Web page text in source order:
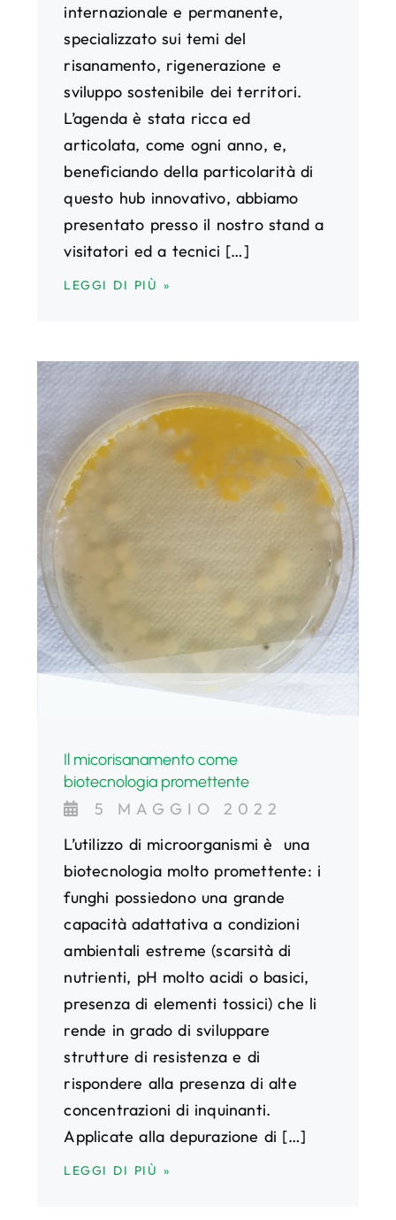
internazionale e permanente,
specializzato sui temi del
risanamento, rigenerazione e
sviluppo sostenibile dei territori.
L’agenda è stata ricca ed
articolata, come ogni anno, e,
beneficiando della particolarità di
questo hub innovativo, abbiamo
presentato presso il nostro stand a
visitatori ed a tecnici […]
LEGGI DI PIÙ »
Il micorisanamento come
biotecnologia promettente
5 MAGGIO 2022
L’utilizzo di microorganismi è una
biotecnologia molto promettente: i
funghi possiedono una grande
capacità adattativa a condizioni
ambientali estreme (scarsità di
nutrienti, pH molto acidi o basici,
presenza di elementi tossici) che li
rende in grado di sviluppare
strutture di resistenza e di
rispondere alla presenza di alte
concentrazioni di inquinanti.
Applicate alla depurazione di […]
LEGGI DI PIÙ »